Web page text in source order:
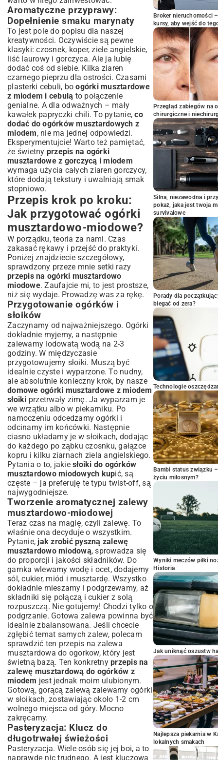
Aromatyczne przyprawy:
Dopełnienie smaku marynaty
To jest pole do popisu dla naszej
kreatywności. Oczywiście są pewne
klasyki: czosnek, koper, ziele angielskie,
liść laurowy i gorczyca. Ale ja lubię
dodać coś od siebie. Kilka ziaren
czarnego pieprzu dla ostrości. Czasami
plasterki cebuli, boogórki musztardowe
z miodem i cebulą to połączenie
genialne. A dla odważnych – mały
kawałek papryczki chili. To pytanie,co
dodać do ogórków musztardowych z
miodem, nie ma jednej odpowiedzi.
Eksperymentujcie! Warto też pamiętać,
że świetny przepis na ogórki
musztardowe z gorczycą i miodem
wymaga użycia całych ziaren gorczycy,
które dodają tekstury i uwalniają smak
stopniowo.
Przepis krok po kroku:
Jak przygotować ogórki
musztardowo-miodowe?
W porządku, teoria za nami. Czas
zakasać rękawy i przejść do praktyki.
Poniżej znajdziecie szczegółowy,
sprawdzony przeze mnie setki razy
przepis na ogórki musztardowo
miodowe. Zaufajcie mi, to jest prostsze,
niż się wydaje. Prowadzę was za rękę.
Przygotowanie ogórków i
słoików
Zaczynamy od najważniejszego. Ogórki
dokładnie myjemy, a następnie
zalewamy lodowatą wodą na 2-3
godziny. W międzyczasie
przygotowujemy słoiki. Muszą być
idealnie czyste i wyparzone. To nudny,
ale absolutnie konieczny krok, by nasze
domowe ogórki musztardowe z miodem
słoiki przetrwały zimę. Ja wyparzam je
we wrzątku albo w piekarniku. Po
namoczeniu odcedzamy ogórki i
odcinamy im końcówki. Następnie
ciasno układamy je w słoikach, dodając
do każdego po ząbku czosnku, gałązce
kopru i kilku ziarnach ziela angielskiego.
Pytania o to, jakie słoiki do ogórków
musztardowo miodowych kupić, są
częste – ja preferuję te typu twist-off, są
najwygodniejsze.
Tworzenie aromatycznej zalewy
musztardowo-miodowej
Teraz czas na magię, czyli zalewę. To
właśnie ona decyduje o wszystkim.
Pytanie, jak zrobić pyszną zalewę
musztardowo miodową, sprowadza się
do proporcji i jakości składników. Do
garnka wlewamy wodę i ocet, dodajemy
sól, cukier, miód i musztardę. Wszystko
dokładnie mieszamy i podgrzewamy, aż
składniki się połączą i cukier z solą
rozpuszczą. Nie gotujemy! Chodzi tylko o
podgrzanie. Gotowa zalewa powinna być
idealnie zbalansowana. Jeśli chcecie
zgłębić temat samych zalew, polecam
sprawdzić ten przepis na zalewa
musztardowa do ogorkow, który jest
świetną bazą. Ten konkretny przepis na
zalewę musztardową do ogórków z
miodem jest jednak moim ulubionym.
Gotową, gorącą zalewą zalewamy ogórki
w słoikach, zostawiając około 1-2 cm
wolnego miejsca od góry. Mocno
zakręcamy.
Pasteryzacja: Klucz do
długotrwałej świeżości
Pasteryzacja. Wiele osób się jej boi, a to
naprawdę nic trudnego. A jest kluczowa
Broker nieruchomości
kursy, aby wejść do
Przegląd zabiegów na
chirurgiczne i
Silna, niezawodna i
pokaż, jaka jest twoja
survivalowe
Porady dla
biegać od zera?
Technologie
Bambi status związku
życiu miłosnym?
Wyniki meczów piłki
Historia
Jak uniknąć oszustw
Najlepsza piekarnia w
lokalnych smakach